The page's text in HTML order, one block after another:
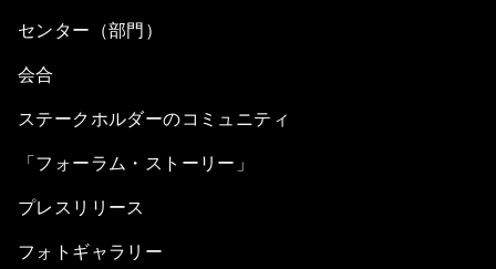
センター（部門）
会合
ステークホルダーのコミュニティ
「フォーラム・ストーリー」
プレスリリース
フォトギャラリー